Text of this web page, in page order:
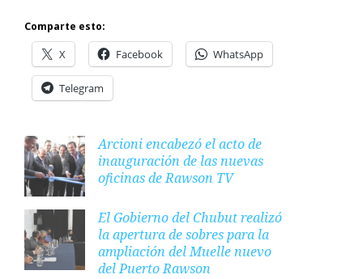
Comparte esto:
X Facebook WhatsApp
Telegram
Arcioni encabezó el acto de
inauguración de las nuevas
oficinas de Rawson TV
El Gobierno del Chubut realizó
la apertura de sobres para la
ampliación del Muelle nuevo
del Puerto Rawson